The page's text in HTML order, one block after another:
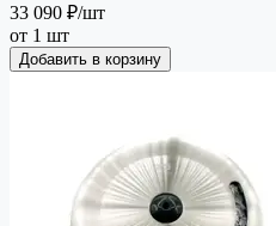
33 090 ₽/шт
от 1 шт
Добавить в корзину